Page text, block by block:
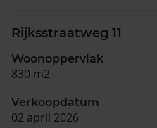
Rijksstraatweg 11
Woonoppervlak
830 m2
Verkoopdatum
02 april 2026